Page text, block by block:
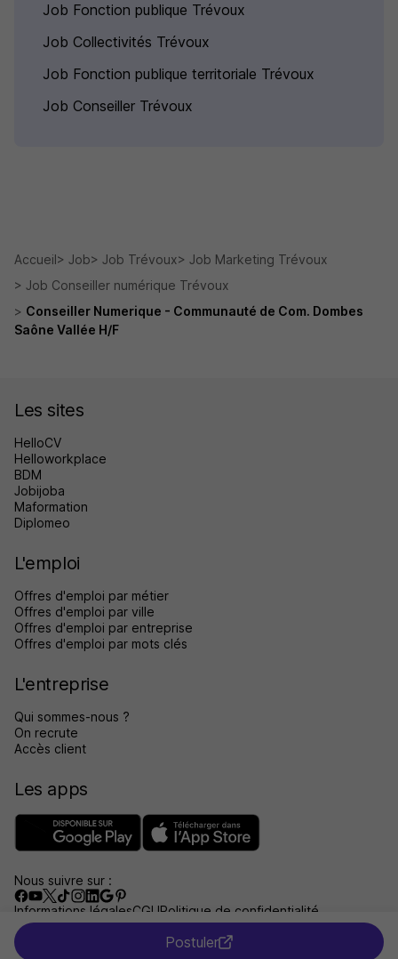
Postuler
Job Fonction publique Trévoux
Job Collectivités Trévoux
Job Fonction publique territoriale Trévoux
Job Conseiller Trévoux
Accueil Job Job Trévoux
Job Marketing Trévoux
Job Conseiller numérique Trévoux
Conseiller Numerique - Communauté de Com. Dombes
Saône Vallée H/F
Les sites
HelloCV
Helloworkplace
BDM
Jobijoba
Maformation
Diplomeo
L'emploi
Offres d'emploi par métier
Offres d'emploi par ville
Offres d'emploi par entreprise
Offres d'emploi par mots clés
L'entreprise
Qui sommes-nous ?
On recrute
Accès client
Les apps
Nous suivre sur :
Informations légalesCGUPolitique de confidentialité
Gérer les traceursAccessibilité : non conforme
Aide et contact